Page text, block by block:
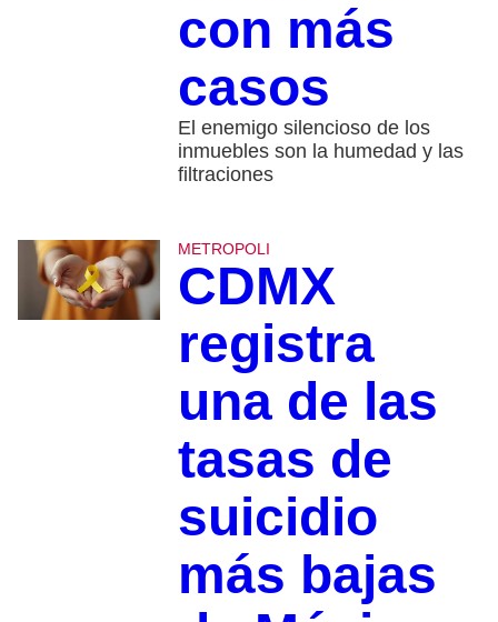
con más
casos
El enemigo silencioso de los
inmuebles son la humedad y las
filtraciones
METROPOLI
CDMX
registra
una de las
tasas de
suicidio
más bajas